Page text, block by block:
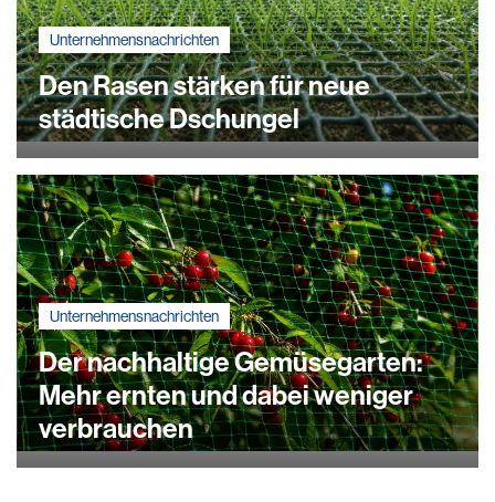
Unternehmensnachrichten
Den Rasen stärken für neue
städtische Dschungel
Unternehmensnachrichten
Der nachhaltige Gemüsegarten:
Mehr ernten und dabei weniger
verbrauchen